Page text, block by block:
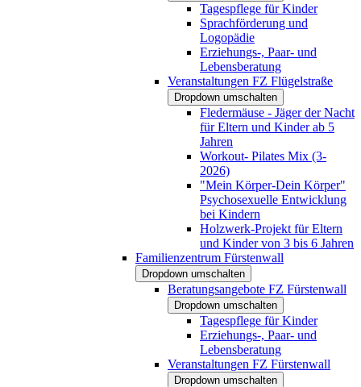
Tagespflege für Kinder
Sprachförderung und
Logopädie
Erziehungs-, Paar- und
Lebensberatung
Veranstaltungen FZ Flügelstraße
Dropdown umschalten
Fledermäuse - Jäger der Nacht
für Eltern und Kinder ab 5
Jahren
Workout- Pilates Mix (3-
2026)
"Mein Körper-Dein Körper"
Psychosexuelle Entwicklung
bei Kindern
Holzwerk-Projekt für Eltern
und Kinder von 3 bis 6 Jahren
Familienzentrum Fürstenwall
Dropdown umschalten
Beratungsangebote FZ Fürstenwall
Dropdown umschalten
Tagespflege für Kinder
Erziehungs-, Paar- und
Lebensberatung
Veranstaltungen FZ Fürstenwall
Dropdown umschalten